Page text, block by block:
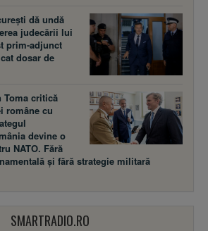
dă undă
judecării lui
prim-adjunct
dosar de
Toma critică
române cu
devine o
NATO. Fără
și fără strategie militară
SMARTRADIO.RO